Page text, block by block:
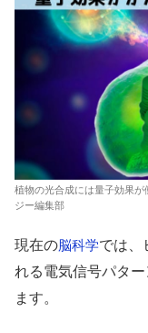
植物の光合成には量子効果
ジー編集部
現在の脳科学では、
れる電気信号パタ
ます。